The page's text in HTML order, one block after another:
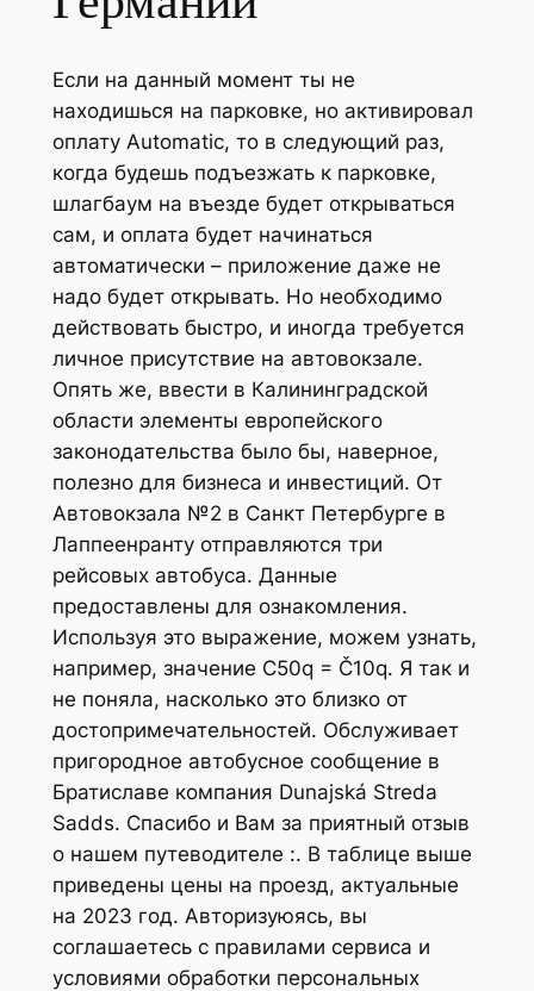
Если на данный момент ты не
находишься на парковке, но активировал
оплату Automatic, то в следующий раз,
когда будешь подъезжать к парковке,
шлагбаум на въезде будет открываться
сам, и оплата будет начинаться
автоматически – приложение даже не
надо будет открывать. Но необходимо
действовать быстро, и иногда требуется
личное присутствие на автовокзале.
Опять же, ввести в Калининградской
области элементы европейского
законодательства было бы, наверное,
полезно для бизнеса и инвестиций. От
Автовокзала №2 в Санкт Петербурге в
Лаппеенранту отправляются три
рейсовых автобуса. Данные
предоставлены для ознакомления.
Используя это выражение, можем узнать,
например, значение C50q = Č10q. Я так и
не поняла, насколько это близко от
достопримечательностей. Обслуживает
пригородное автобусное сообщение в
Братиславе компания Dunajská Streda
Sadds. Спасибо и Вам за приятный отзыв
о нашем путеводителе :. В таблице выше
приведены цены на проезд, актуальные
на 2023 год. Авторизуюясь, вы
соглашаетесь с правилами сервиса и
условиями обработки персональных